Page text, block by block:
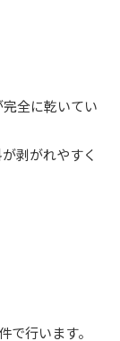
完全に乾いてい
剥がれやすく
行います。